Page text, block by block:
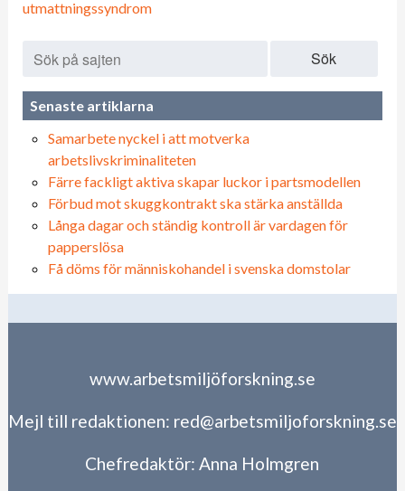
utmattningssyndrom
Sök
Senaste artiklarna
Samarbete nyckel i att motverka
arbetslivskriminaliteten
Färre fackligt aktiva skapar luckor i partsmodellen
Förbud mot skuggkontrakt ska stärka anställda
Långa dagar och ständig kontroll är vardagen för
papperslösa
Få döms för människohandel i svenska domstolar
www.arbetsmiljöforskning.se
Mejl till redaktionen: red@arbetsmiljoforskning.se
Chefredaktör:Anna Holmgren